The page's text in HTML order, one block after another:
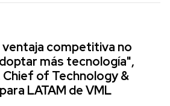
ventaja competitiva no
más tecnología",
Chief of Technology &
LATAM de VML